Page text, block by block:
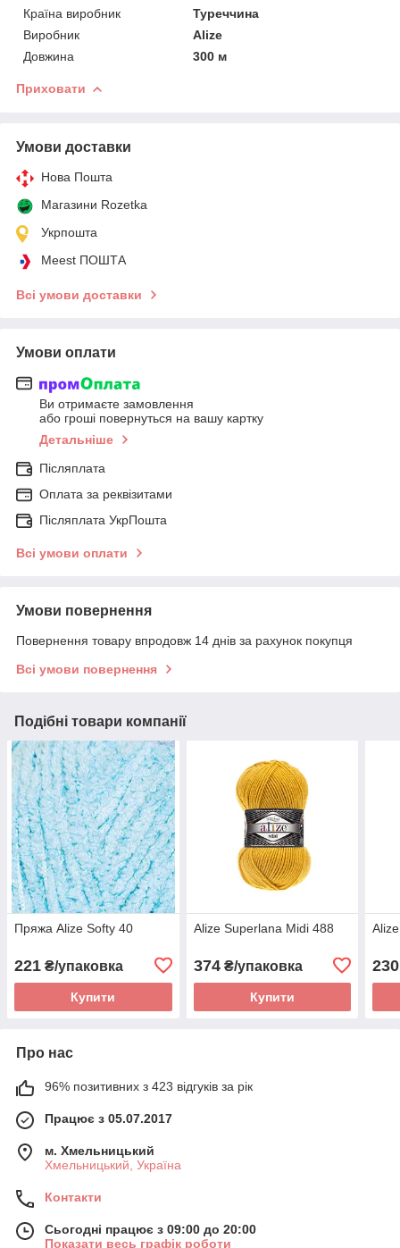
Країна виробник
Туреччина
Виробник
Alize
Довжина
300 м
Приховати
Умови доставки
Нова Пошта
Магазини Rozetka
Укрпошта
Meest ПОШТА
Всі умови доставки
Умови оплати
Ви отримаєте замовлення
або гроші повернуться на вашу картку
Детальніше
Післяплата
Оплата за реквізитами
Післяплата УкрПошта
Всі умови оплати
Умови повернення
Повернення товару впродовж 14 днів за рахунок покупця
Всі умови повернення
Подібні товари компанії
Пряжа Alize Softy 40
221 ₴/упаковка
Купити
Alize Superlana Midi 488
374₴/упаковка
Купити
230
Про нас
96% позитивних з 423 відгуків за рік
Працює з 05.07.2017
м. Хмельницький
Хмельницький, Україна
Контакти
Сьогодні працює з 09:00 до 20:00
Показати весь графік роботи